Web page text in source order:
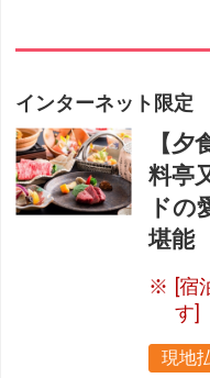
インターネット限定
【
料亭
ドの
堪能
[宿
す]
現地